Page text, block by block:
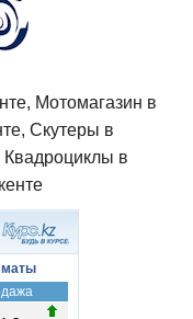
Мотомагазин в
Скутеры в
в